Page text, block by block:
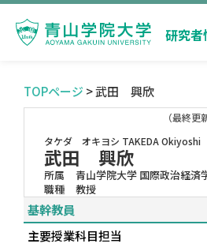
研究者
TOPページ > 武田 興欣
（最終
タケダ オキヨシ TAKEDA Okiyoshi
武田 興欣
所属
青山学院大学 国際政治経済
職種
教授
基幹教員
主要授業科目担当